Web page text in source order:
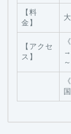
【料
金】
【アクセ
ス】
→